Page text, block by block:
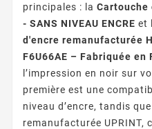
principales : la Cartouche
- SANS NIVEAU ENCRE et
d'encre remanufacturée
F6U66AE – Fabriquée en
l’impression en noir sur
première est une
niveau d’encre, tandis
remanufacturée UPRINT,